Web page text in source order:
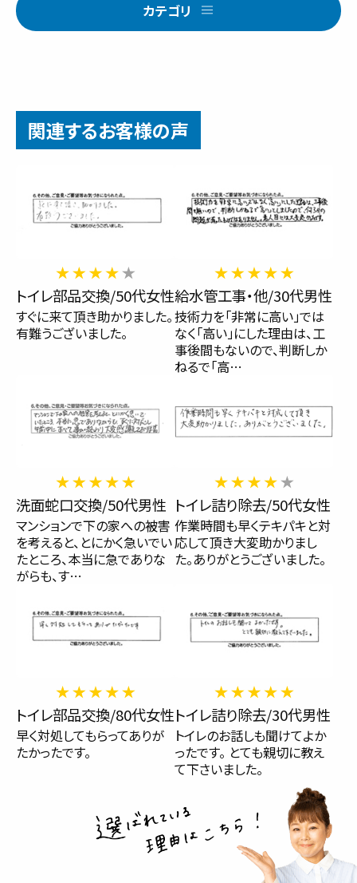
カテゴリ
関連するお客様の声
トイレ部品交換/50代女性
すぐに来て頂き助かりました。
有難うございました。
給水管工事・他/30代男性
技術力を「非常に高い」では
なく「高い」にした理由は、工
事後間もないので、判断しか
ねるで「高…
洗面蛇口交換/50代男性
マンションで下の家への被害
を考えると、とにかく急いでい
たところ、本当に急でありな
がらも、す…
トイレ詰り除去/50代女性
作業時間も早くテキパキと対
応して頂き大変助かりまし
た。ありがとうございました。
トイレ部品交換/80代女性
早く対処してもらってありが
たかったです。
トイレ詰り除去/30代男性
トイレのお話しも聞けてよか
ったです。 とても親切に教え
て下さいました。